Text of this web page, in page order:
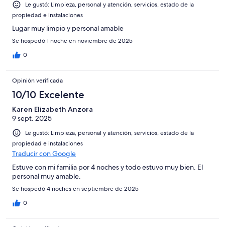
Le gustó: Limpieza, personal y atención, servicios, estado de la
propiedad e instalaciones
Lugar muy limpio y personal amable
Se hospedó 1 noche en noviembre de 2025
0
Opinión verificada
10/10 Excelente
Karen Elizabeth Anzora
9 sept. 2025
Le gustó: Limpieza, personal y atención, servicios, estado de la
propiedad e instalaciones
Traducir con Google
Estuve con mi familia por 4 noches y todo estuvo muy bien. El
personal muy amable.
Se hospedó 4 noches en septiembre de 2025
0